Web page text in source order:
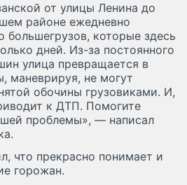
от улицы Ленина до
районе ежедневно
большегрузов, которые здесь
дней. Из-за постоянного
улица превращается в
маневрируя, не могут
обочины грузовиками. И,
к ДТП. Помогите
проблемы», — написал
что прекрасно понимает и
горожан.